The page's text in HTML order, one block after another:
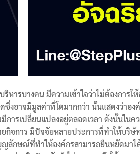
ริหารบางคน มีความเข้าใจว่าไม่ต้องการ
ซึ่งอาจมีมูลค่าที่โตมากกว่า นั้นแสดงว่าอ
การเปลี่ยนแปลงอยู่ตลอดเวลา ดังนั้นใ
จการ มีปัจจัยหลายประการที่ทำให้บริษั
ญลักษณ์ที่ทำให้องค์กรสามารถยืนหยัดม